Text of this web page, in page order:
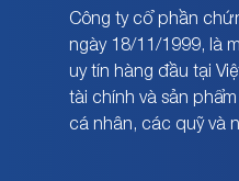
Công ty cổ phần
ngày 18/11/1999, là
uy tín hàng đầu tại
tài chính và sản
cá nhân, các quỹ và